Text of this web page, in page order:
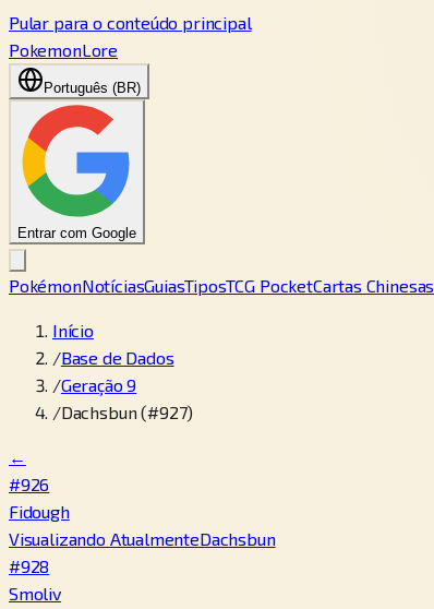
Pular para o conteúdo principal
PokemonLore
Português (BR)
Entrar com Google
PokémonNotíciasGuiasTiposTCG PocketCartas Chinesas
Início
/Base de Dados
/Geração 9
/Dachsbun (#927)
←
#926
Fidough
Visualizando AtualmenteDachsbun
#928
Smoliv